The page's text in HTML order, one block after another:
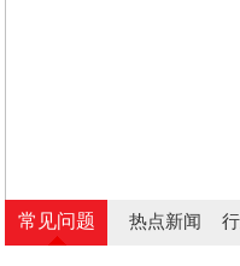
常见问题 热点新闻